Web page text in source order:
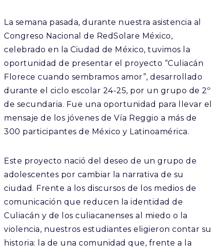
La semana pasada, durante nuestra asistencia al
Congreso Nacional de RedSolare México,
celebrado en la Ciudad de México, tuvimos la
oportunidad de presentar el proyecto “Culiacán
Florece cuando sembramos amor”, desarrollado
durante el ciclo escolar 24-25, por un grupo de 2º
de secundaria. Fue una oportunidad para llevar el
mensaje de los jóvenes de Vía Reggio a más de
300 participantes de México y Latinoamérica.
Este proyecto nació del deseo de un grupo de
adolescentes por cambiar la narrativa de su
ciudad. Frente a los discursos de los medios de
comunicación que reducen la identidad de
Culiacán y de los culiacanenses al miedo o la
violencia, nuestros estudiantes eligieron contar su
historia: la de una comunidad que, frente a la